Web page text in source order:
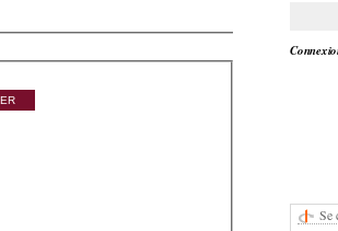
Se